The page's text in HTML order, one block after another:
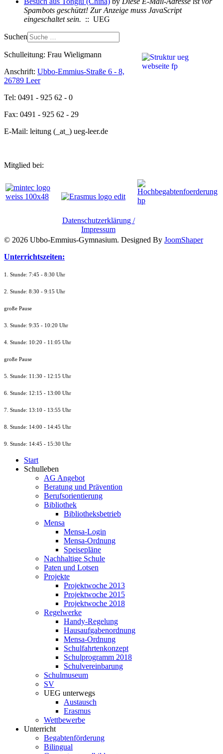
Spambots geschützt! Zur Anzeige muss JavaScript
eingeschaltet sein. :: UEG
Suchen
Schulleitung: Frau Wieligmann
Anschrift: Ubbo-Emmius-Straße 6 - 8,
26789 Leer
Tel: 0491 - 925 62 - 0
Fax: 0491 - 925 62 - 29
E-Mail: leitung (_at_) ueg-leer.de
Mitglied bei:
Datenschutzerklärung /
Impressum
© 2026 Ubbo-Emmius-Gymnasium. Designed By JoomShaper
Unterrichtszeiten:
1. Stunde: 7:45 - 8:30 Uhr
2. Stunde: 8:30 - 9:15 Uhr
große Pause
3. Stunde: 9:35 - 10:20 Uhr
4. Stunde: 10:20 - 11:05 Uhr
große Pause
5. Stunde: 11:30 - 12:15 Uhr
6. Stunde: 12:15 - 13:00 Uhr
7. Stunde: 13:10 - 13:55 Uhr
8. Stunde: 14:00 - 14:45 Uhr
9. Stunde: 14:45 - 15:30 Uhr
Start
Schulleben
AG Angebot
Beratung und Prävention
Berufsorientierung
Bibliothek
Bibliotheksbetrieb
Mensa
Mensa-Login
Mensa-Ordnung
Speisepläne
Nachhaltige Schule
Paten und Lotsen
Projekte
Projektwoche 2013
Projektwoche 2015
Projektwoche 2018
Regelwerke
Handy-Regelung
Hausaufgabenordnung
Mensa-Ordnung
Schulfahrtenkonzept
Schulprogramm 2018
Schulvereinbarung
Schulmuseum
SV
UEG unterwegs
Austausch
Erasmus
Wettbewerbe
Unterricht
Begabtenförderung
Bilingual